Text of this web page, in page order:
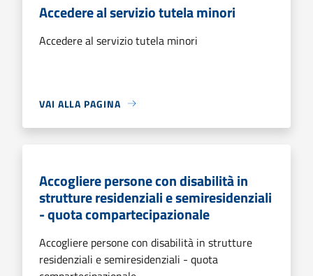
Accedere al servizio tutela minori
Accedere al servizio tutela minori
VAI ALLA PAGINA
Accogliere persone con disabilità in
strutture residenziali e semiresidenziali
- quota compartecipazionale
Accogliere persone con disabilità in strutture
residenziali e semiresidenziali - quota